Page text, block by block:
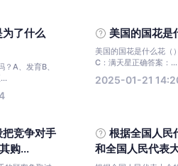
了什么
A、发育B、
美国的国花是
美国的国花是什么花（
C：满天星正确答案：...
2025-01-21
竞争对手
购...
根据全国人民
和全国人民代表